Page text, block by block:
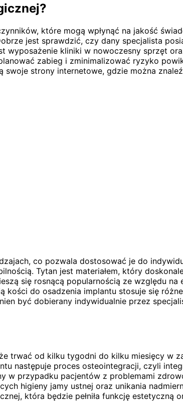
które mogą wpłynąć na jakość
jest sprawdzić, czy dany specjalista
wyposażenie kliniki w nowoczesny sprzęt
zabieg i zminimalizować ryzyko
strony internetowe, gdzie można
co pozwala dostosować je do
Tytan jest materiałem, który
się rosnącą popularnością ze względu na
do osadzenia implantu stosuje się
być dobierany indywidualnie przez
trwać od kilku tygodni do kilku miesięcy w
następuje proces osteointegracji, czyli
w przypadku pacjentów z problemami
higieny jamy ustnej oraz unikania
która będzie pełniła funkcję estetyczną